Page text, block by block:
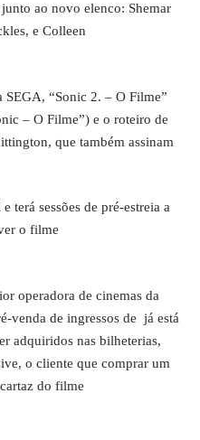
ao novo elenco: Shemar
e Colleen
SEGA, “Sonic 2. – O Filme”
– O Filme”) e o roteiro de
que também assinam
terá sessões de pré-estreia a
o filme
operadora de cinemas da
venda de ingressos de já está
adquiridos nas bilheterias,
o cliente que comprar um
do filme